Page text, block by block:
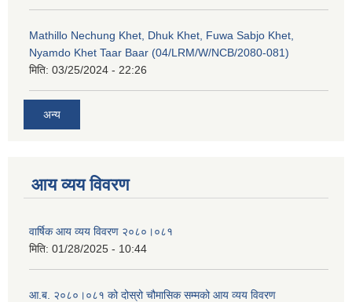
Mathillo Nechung Khet, Dhuk Khet, Fuwa Sabjo Khet,
Nyamdo Khet Taar Baar (04/LRM/W/NCB/2080-081)
मिति: 03/25/2024 - 22:26
अन्य
आय व्यय विवरण
वार्षिक आय व्यय विवरण २०८०।०८१
मिति: 01/28/2025 - 10:44
आ.ब. २०८०।०८१ को दोस्रो चौमासिक सम्मको आय व्यय विवरण